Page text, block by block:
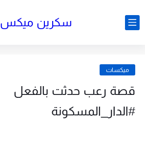
سكرين ميكس
ميكسات
قصة رعب حدثت بالفعل
#الدار_المسكونة